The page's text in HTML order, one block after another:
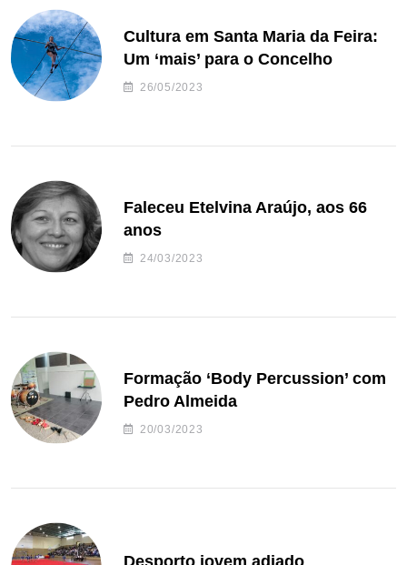
Cultura em Santa Maria da Feira:
Um ‘mais’ para o Concelho
26/05/2023
Faleceu Etelvina Araújo, aos 66
anos
24/03/2023
Formação ‘Body Percussion’ com
Pedro Almeida
20/03/2023
Desporto jovem adiado